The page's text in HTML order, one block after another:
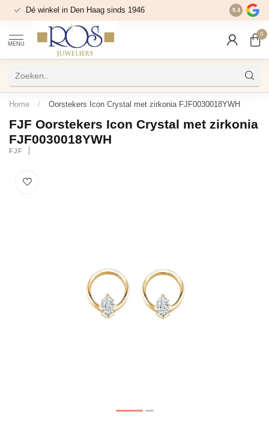
Dé winkel in Den Haag sinds 1946 9.4
MENU
0
Home / Oorstekers Icon Crystal met zirkonia FJF0030018YWH
FJF Oorstekers Icon Crystal met zirkonia
FJF0030018YWH
FJF